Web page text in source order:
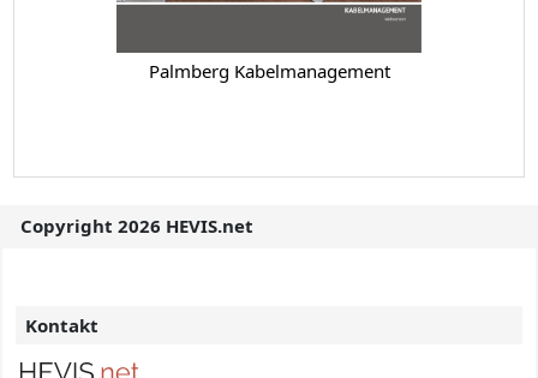
Palmberg Kabelmanagement
Copyright 2026 HEVIS.net
Kontakt